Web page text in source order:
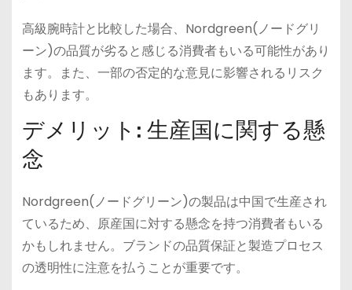
高級腕時計と比較した場合、Nordgreen(ノードグリ
ーン)の品質が劣ると感じる消費者もいる可能性があり
ます。また、一部の否定的な意見に影響されるリスク
もあります。
デメリット: 生産国に関する懸
念
Nordgreen(ノードグリーン)の製品は中国で生産され
ているため、原産国に対する懸念を持つ消費者もいる
かもしれません。ブランドの品質保証と製造プロセス
の透明性に注意を払うことが重要です。